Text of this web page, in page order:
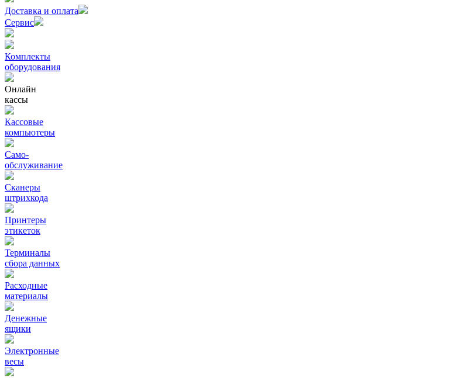
Доставка и оплата
Сервис
Комплекты
оборудования
Онлайн
кассы
Кассовые
компьютеры
Само-
обслуживание
Сканеры
штрихкода
Принтеры
этикеток
Терминалы
сбора данных
Расходные
материалы
Денежные
ящики
Электронные
весы